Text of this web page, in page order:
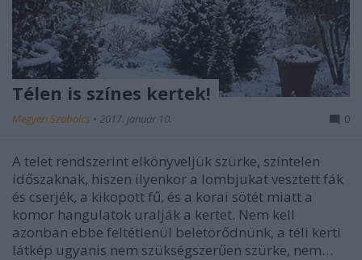
Télen is színes kertek!
Megyeri Szabolcs • 2017. január 10. 0
A telet rendszerint elkönyveljük szürke, színtelen
időszaknak, hiszen ilyenkor a lombjukat vesztett fák
és cserjék, a kikopott fű, és a korai sötét miatt a
komor hangulatok uralják a kertet. Nem kell
azonban ebbe feltétlenül beletörődnünk, a téli kerti
látkép ugyanis nem szükségszerűen szürke, nem…